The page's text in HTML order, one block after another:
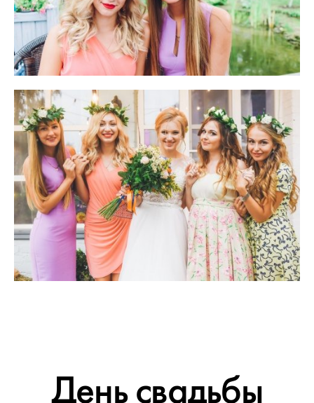
День свадьбы